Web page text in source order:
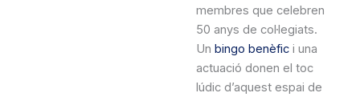
membres que celebren
50 anys de col·legiats.
Un bingo benèfic i una
actuació donen el toc
lúdic d’aquest espai de